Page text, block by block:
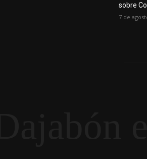
sobre
7 de